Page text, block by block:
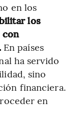
en los
los
con
En países
ha servido
sino
financiera.
en